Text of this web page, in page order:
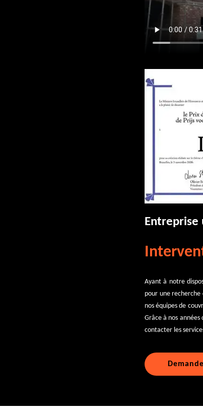
Ayant à notre
pour une
nos équipes de
Grâce à nos
contacter les